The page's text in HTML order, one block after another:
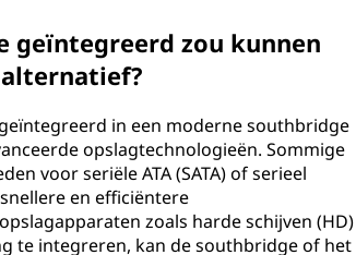
geïntegreerd zou kunnen
in een moderne southbridge
opslagtechnologieën. Sommige
voor seriële ATA (SATA) of serieel
en efficiëntere
zoals harde schijven (HD)
te integreren, kan de southbridge of het